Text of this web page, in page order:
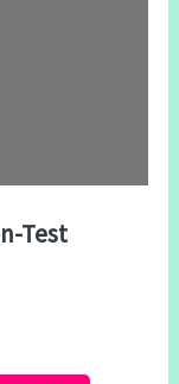
Test